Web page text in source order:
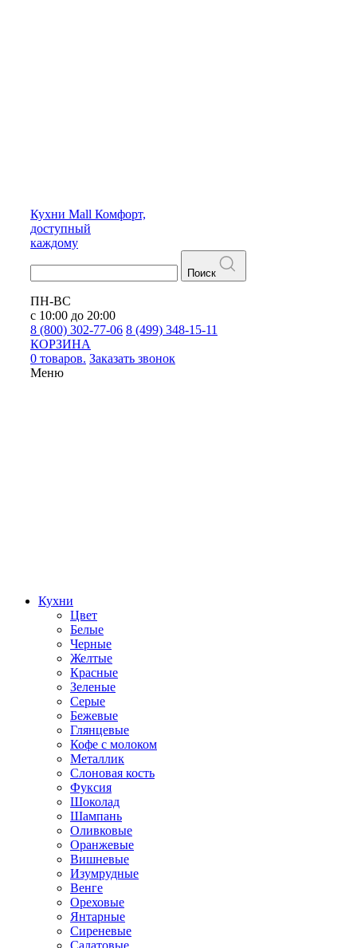
Кухни Mall Комфорт,
доступный
каждому
Поиск
ПН-ВС
с 10:00 до 20:00
8 (800) 302-77-06 8 (499) 348-15-11
КОРЗИНА
0 товаров. Заказать звонок
Меню
Кухни
Цвет
Белые
Черные
Желтые
Красные
Зеленые
Серые
Бежевые
Глянцевые
Кофе с молоком
Металлик
Слоновая кость
Фуксия
Шоколад
Шампань
Оливковые
Оранжевые
Вишневые
Изумрудные
Венге
Ореховые
Янтарные
Сиреневые
Салатовые